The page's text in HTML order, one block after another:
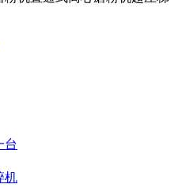
台
机